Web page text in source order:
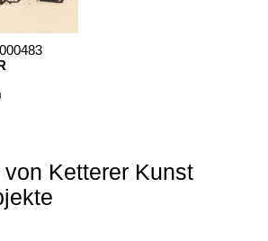
Ketterer Kunst